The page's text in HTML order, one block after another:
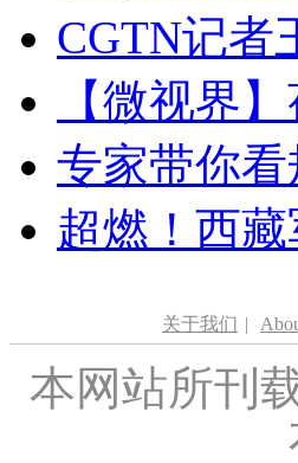
CGTN记者
【微视界
专家带你
超燃！西
关于我们 |
本网站所刊